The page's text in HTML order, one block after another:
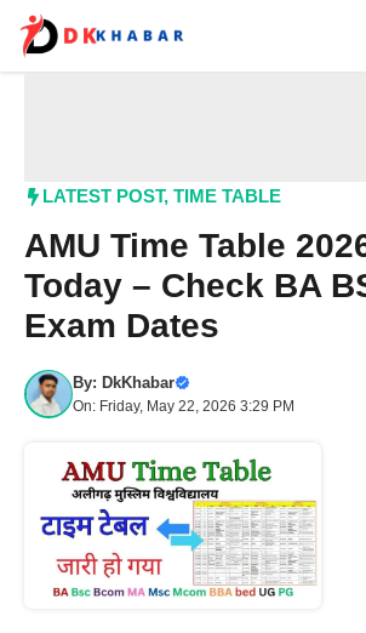
content
LATEST POST, TIME TABLE
AMU Time Table
Today – Check BA
Exam Dates
By: DkKhabar
On: Friday, May 22, 2026 3:29 PM